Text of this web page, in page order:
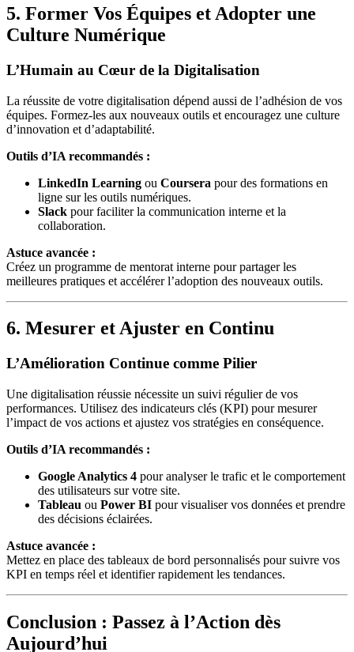
5. Former Vos Équipes et Adopter une
Culture Numérique
L’Humain au Cœur de la Digitalisation
La réussite de votre digitalisation dépend aussi de l’adhésion de vos
équipes. Formez-les aux nouveaux outils et encouragez une culture
d’innovation et d’adaptabilité.
Outils d’IA recommandés :
LinkedIn Learning ou Coursera pour des formations en
ligne sur les outils numériques.
Slack pour faciliter la communication interne et la
collaboration.
Astuce avancée :
Créez un programme de mentorat interne pour partager les
meilleures pratiques et accélérer l’adoption des nouveaux outils.
6. Mesurer et Ajuster en Continu
L’Amélioration Continue comme Pilier
Une digitalisation réussie nécessite un suivi régulier de vos
performances. Utilisez des indicateurs clés (KPI) pour mesurer
l’impact de vos actions et ajustez vos stratégies en conséquence.
Outils d’IA recommandés :
Google Analytics 4 pour analyser le trafic et le comportement
des utilisateurs sur votre site.
Tableau ou Power BI pour visualiser vos données et prendre
des décisions éclairées.
Astuce avancée :
Mettez en place des tableaux de bord personnalisés pour suivre vos
KPI en temps réel et identifier rapidement les tendances.
Conclusion : Passez à l’Action dès
Aujourd’hui